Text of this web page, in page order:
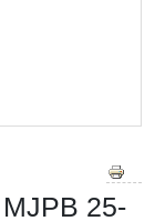
25-